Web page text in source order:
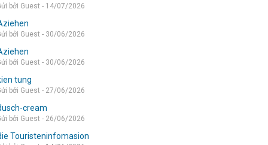
bởi Guest - 14/07/2026
bởi Guest - 30/06/2026
bởi Guest - 30/06/2026
tung
bởi Guest - 27/06/2026
cream
bởi Guest - 26/06/2026
Touristeninfomasion